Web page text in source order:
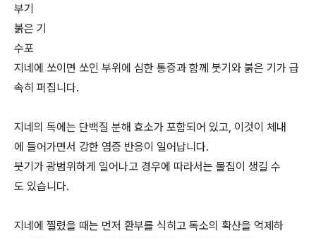
부기
붉은 기
수포
지네에 쏘이면 쏘인 부위에 심한 통증과 함께 붓기와 붉은 기가 급
속히 퍼집니다.
지네의 독에는 단백질 분해 효소가 포함되어 있고, 이것이 체내
에 들어가면서 강한 염증 반응이 일어납니다.
붓기가 광범위하게 일어나고 경우에 따라서는 물집이 생길 수
도 있습니다.
지네에 찔렸을 때는 먼저 환부를 식히고 독소의 확산을 억제하